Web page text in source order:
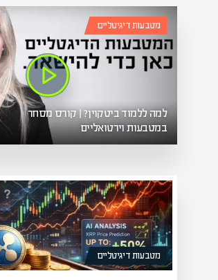
מטבעות דיגיטליים
למה ללמוד ביטקוין? | קורס מסחר
במטבעות וירטואליים
מטבעות דיגיטליים